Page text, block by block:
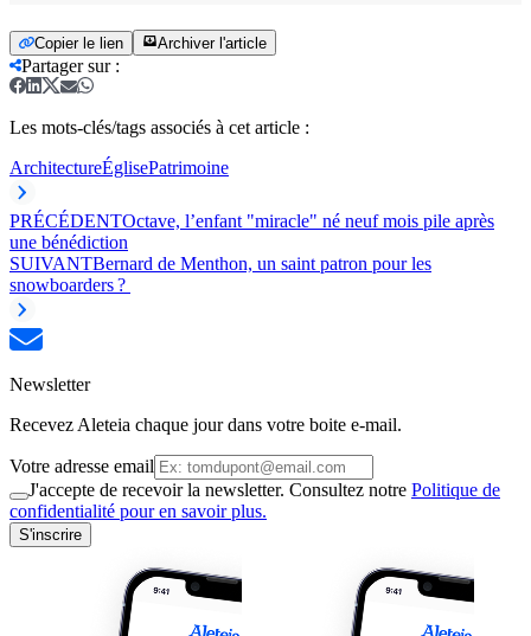
Copier le lien Archiver l'article
Partager sur:
Les mots-clés/tags associés à cet article :
ArchitectureÉglisePatrimoine
PRÉCÉDENTOctave, l’enfant "miracle" né neuf mois pile après
une bénédiction
SUIVANTBernard de Menthon, un saint patron pour les
snowboarders ?
Newsletter
Recevez Aleteia chaque jour dans votre boite e-mail.
Votre adresse email
J'accepte de recevoir la newsletter. Consultez notre Politique de
confidentialité pour en savoir plus.
S'inscrire